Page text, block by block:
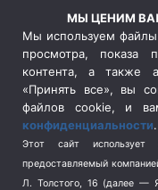
(510)
Сельское хозяйство (3)
Социальная политика
Спецоперация в
Спецоперация на
Спорт (740)
Терроризм (1)
МЫ ЦЕНИМ
Мы используем
просмотра, показа
контента, а также
«Принять все», вы
файлов cookie, и
конфиденциальности.
Этот сайт использует
предоставляемый
Л. Толстого, 16 (далее —